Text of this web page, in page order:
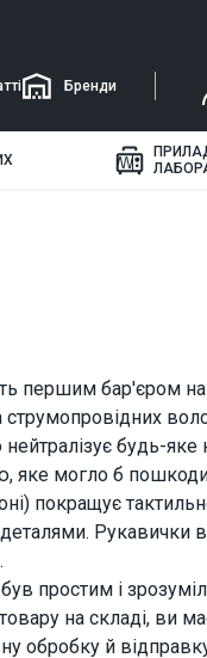
першим бар'єром
будь-яке
яке могло б
покращує
Рукавички
простим і
на складі, ви
обробку й
Бренди